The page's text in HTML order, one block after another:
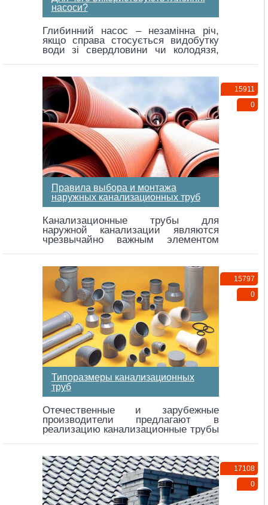
насоси?
Глибинний насос – незамінна річ,
якщо справа стосується видобутку
води зі свердловини чи колодязя,
15911
0
Правила выбора и монтажа
наружных канализационных труб
Канализационные трубы для
наружной канализации являются
чрезвычайно важным элементом
15797
0
Типоразмеры канализационных
труб
Отечественные и зарубежные
производители предлагают в
реализацию канализационные трубы
17108
0